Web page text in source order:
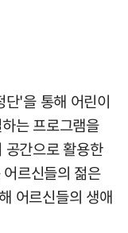
'을 통해 어린이
는 프로그램을
공간으로 활용한
르신들의 젊은
어르신들의 생애